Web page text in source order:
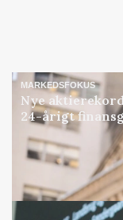
MARKEDSFOKUS
Nye
24-årigt